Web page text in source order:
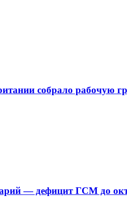
собрало рабочую
— дефицит ГСМ до